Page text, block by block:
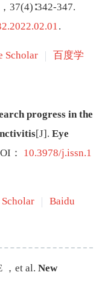
， 37(4)∶342-347.
.
Scholar 百度学
progress in the
[J]. Eye
： 10.3978/j.issn.1
Baidu
， et al. New